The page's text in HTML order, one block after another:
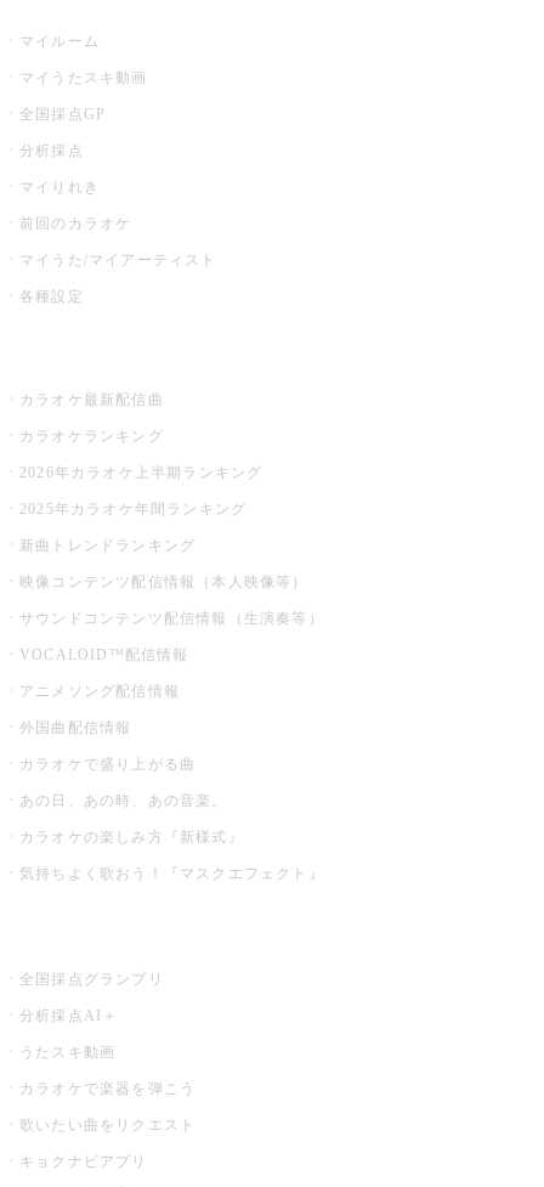
マイルーム
マイうたスキ動画
全国採点GP
分析採点
マイりれき
前回のカラオケ
マイうた/マイアーティスト
各種設定
カラオケ最新配信曲
カラオケランキング
2026年カラオケ上半期ランキング
2025年カラオケ年間ランキング
新曲トレンドランキング
映像コンテンツ配信情報（本人映像等）
サウンドコンテンツ配信情報（生演奏等）
VOCALOID™配信情報
アニメソング配信情報
外国曲配信情報
カラオケで盛り上がる曲
あの日、あの時、あの音楽。
カラオケの楽しみ方『新様式』
気持ちよく歌おう！『マスクエフェクト』
全国採点グランプリ
分析採点AI＋
うたスキ動画
カラオケで楽器を弾こう
歌いたい曲をリクエスト
キョクナビアプリ